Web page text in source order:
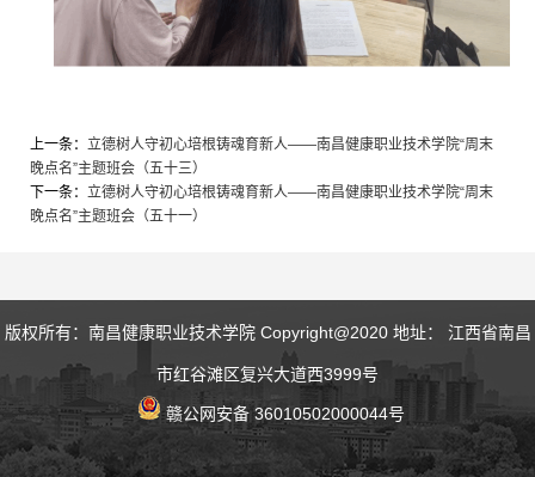
上一条：立德树人守初心培根铸魂育新人——南昌健康职业技术学院“周末
晚点名”主题班会（五十三）
下一条：立德树人守初心培根铸魂育新人——南昌健康职业技术学院“周末
晚点名”主题班会（五十一）
版权所有：南昌健康职业技术学院 Copyright@2020 地址： 江西省南昌
市红谷滩区复兴大道西3999号
赣公网安备 36010502000044号